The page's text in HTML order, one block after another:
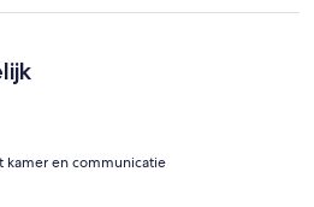
kamer en communicatie